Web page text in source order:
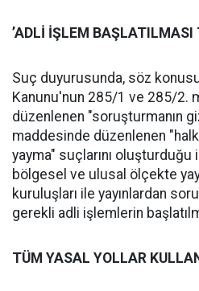
’ADLİ İŞLEM BAŞLATILMASI
Suç duyurusunda, söz konusu
Kanunu'nun 285/1 ve 285/2.
düzenlenen "soruşturmanın
maddesinde düzenlenen
yayma" suçlarını oluşturduğu
bölgesel ve ulusal ölçekte
kuruluşları ile yayınlardan
gerekli adli işlemlerin
TÜM YASAL YOLLAR